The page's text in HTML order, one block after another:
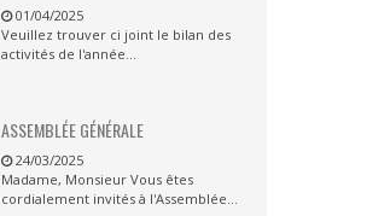
01/04/2025
Veuillez trouver ci joint le bilan des
activités de l'année...
ASSEMBLÉE GÉNÉRALE
24/03/2025
Madame, Monsieur Vous êtes
cordialement invités à l'Assemblée...